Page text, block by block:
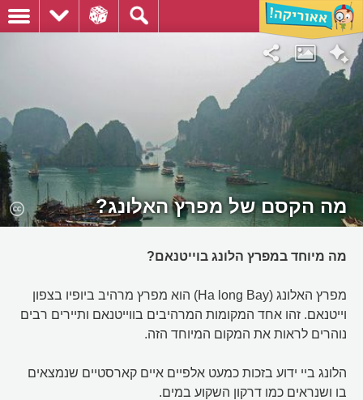
מה הקסם של מפרץ האלונג?
מה מיוחד במפרץ הלונג בוייטנאם?
מפרץ האלונג (Ha long Bay) הוא מפרץ מרהיב ביופיו בצפון
וייטנאם. זהו אחד המקומות המרהיבים בווייטנאם ותיירים רבים
נוהרים לראות את המקום המיוחד הזה.
הלונג ביי ידוע בזכות כמעט אלפיים איים קארסטיים שנמצאים
בו ושנראים כמו דרקון השקוע במים.